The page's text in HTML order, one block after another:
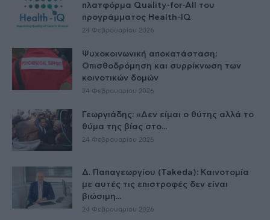
πλατφόρμα Quality-for-All του
προγράμματος Health-IQ
24 Φεβρουαρίου 2026
Ψυχοκοινωνική αποκατάσταση:
Οπισθοδρόμηση και συρρίκνωση των
κοινοτικών δομών
24 Φεβρουαρίου 2026
Γεωργιάδης: «Δεν είμαι ο θύτης αλλά το
θύμα της βίας στο...
24 Φεβρουαρίου 2026
Δ. Παπαγεωργίου (Takeda): Καινοτομία
με αυτές τις επιστροφές δεν είναι
βιώσιμη...
24 Φεβρουαρίου 2026